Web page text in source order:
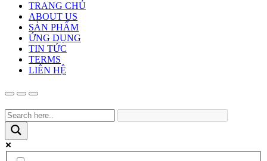
TRANG CHỦ
ABOUT US
SẢN PHẨM
ỨNG DỤNG
TIN TỨC
TERMS
LIÊN HỆ